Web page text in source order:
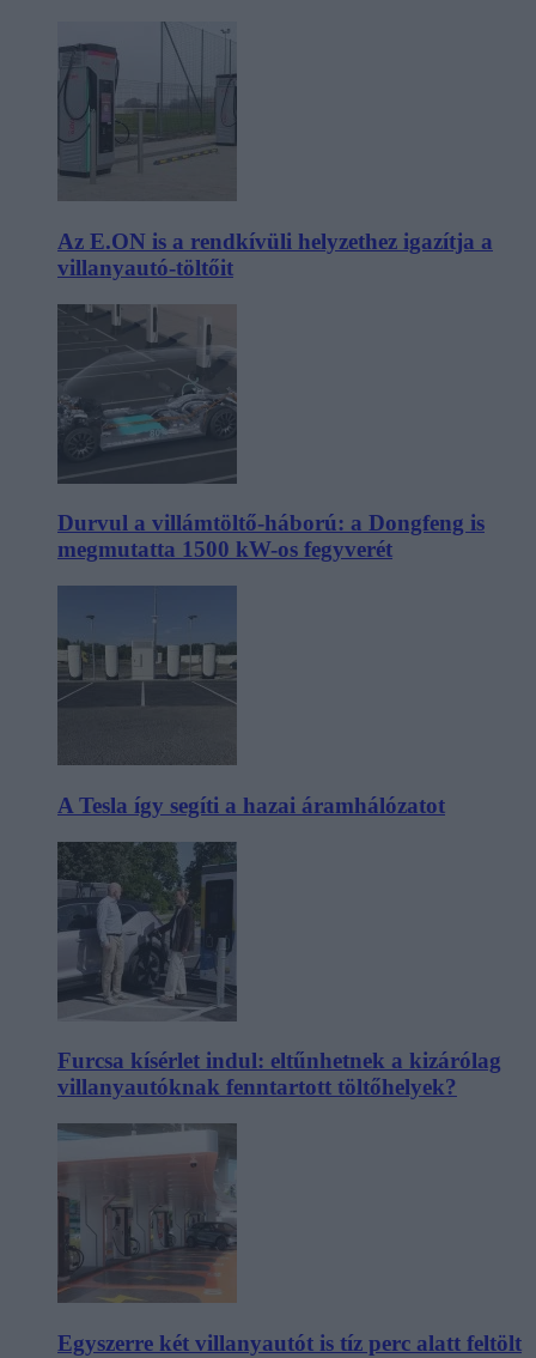
Az E.ON is a rendkívüli helyzethez igazítja a
villanyautó-töltőit
Durvul a villámtöltő-háború: a Dongfeng is
megmutatta 1500 kW-os fegyverét
A Tesla így segíti a hazai áramhálózatot
Furcsa kísérlet indul: eltűnhetnek a kizárólag
villanyautóknak fenntartott töltőhelyek?
Egyszerre két villanyautót is tíz perc alatt feltölt